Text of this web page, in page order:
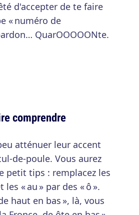
d'accepter de te faire
« numéro de
QuarOOOOONte.
comprendre
atténuer leur accent
de-poule. Vous aurez
petit tips : remplacez les
les « au » par des « ô ».
haut en bas », là, vous